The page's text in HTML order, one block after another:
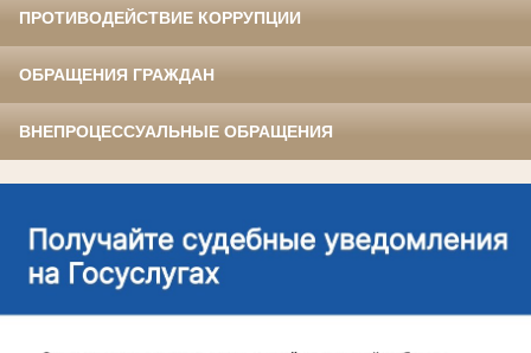
ПРОТИВОДЕЙСТВИЕ КОРРУПЦИИ
ОБРАЩЕНИЯ ГРАЖДАН
ВНЕПРОЦЕССУАЛЬНЫЕ ОБРАЩЕНИЯ